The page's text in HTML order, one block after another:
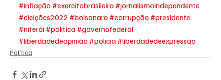
#inflação #exercitobrasileiro #jornalismoindependente
#eleições2022 #bolsonaro #corrupção #presidente
#niterói #politica #governofederal
#liberdadedeopinião #policia #liberdadedeexpressão
Política